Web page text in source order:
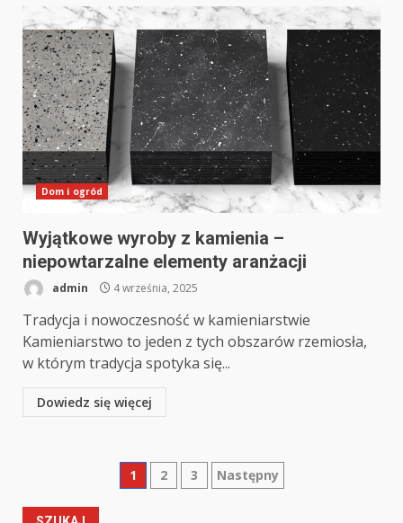
Dom i ogród
Wyjątkowe wyroby z kamienia –
niepowtarzalne elementy aranżacji
admin 4 września, 2025
Tradycja i nowoczesność w kamieniarstwie
Kamieniarstwo to jeden z tych obszarów rzemiosła,
w którym tradycja spotyka się...
Dowiedz się więcej
Stronicowanie
1 2 3 Następny